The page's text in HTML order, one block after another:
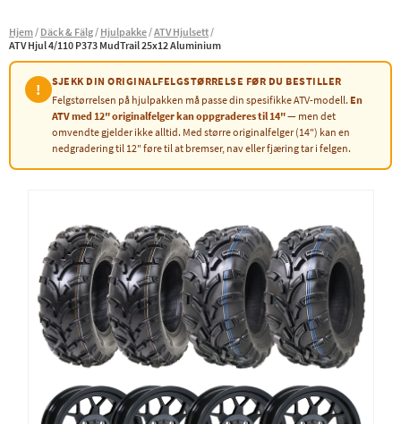
Hjem Däck & Fälg Hjulpakke ATV Hjulsett
ATV Hjul 4/110 P373 MudTrail 25x12 Aluminium
!
SJEKK DIN ORIGINALFELGSTØRRELSE FØR DU BESTILLER
Felgstørrelsen på hjulpakken må passe din spesifikke ATV-modell. En
ATV med 12" originalfelger kan oppgraderes til 14"— men det
omvendte gjelder ikke alltid. Med større originalfelger (14") kan en
nedgradering til 12" føre til at bremser, nav eller fjæring tar i felgen.